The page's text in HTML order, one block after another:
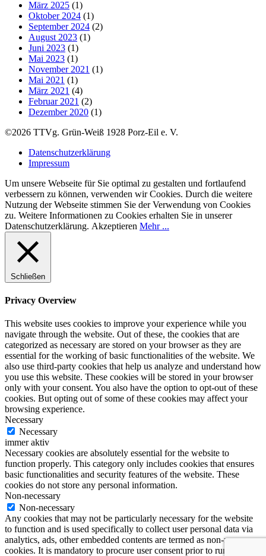
März 2025 (1)
Oktober 2024 (1)
September 2024 (2)
August 2023 (1)
Juni 2023 (1)
Mai 2023 (1)
November 2021 (1)
Mai 2021 (1)
März 2021 (4)
Februar 2021 (2)
Dezember 2020 (1)
©2026 TTVg. Grün-Weiß 1928 Porz-Eil e. V.
Datenschutzerklärung
Impressum
Um unsere Webseite für Sie optimal zu gestalten und fortlaufend
verbessern zu können, verwenden wir Cookies. Durch die weitere
Nutzung der Webseite stimmen Sie der Verwendung von Cookies
zu. Weitere Informationen zu Cookies erhalten Sie in unserer
Datenschutzerklärung. Akzeptieren Mehr ...
Schließen
Privacy Overview
This website uses cookies to improve your experience while you
navigate through the website. Out of these, the cookies that are
categorized as necessary are stored on your browser as they are
essential for the working of basic functionalities of the website. We
also use third-party cookies that help us analyze and understand how
you use this website. These cookies will be stored in your browser
only with your consent. You also have the option to opt-out of these
cookies. But opting out of some of these cookies may affect your
browsing experience.
Necessary
Necessary
immer aktiv
Necessary cookies are absolutely essential for the website to
function properly. This category only includes cookies that ensures
basic functionalities and security features of the website. These
cookies do not store any personal information.
Non-necessary
Non-necessary
Any cookies that may not be particularly necessary for the website
to function and is used specifically to collect user personal data via
analytics, ads, other embedded contents are termed as non-necessary
cookies. It is mandatory to procure user consent prior to running